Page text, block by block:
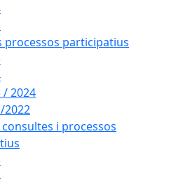
processos participatius
/ 2024
2022
consultes i processos